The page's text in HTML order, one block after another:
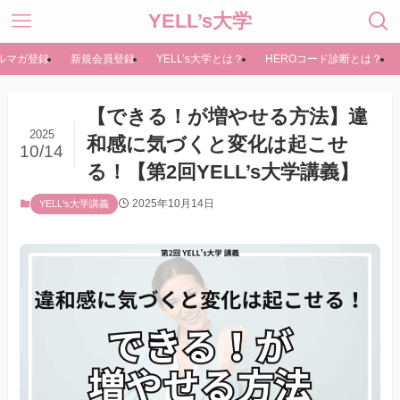
YELL’s大学
マガ登録 新規会員登録 YELL’s大学とは？ HEROコード診断とは？
【できる！が増やせる方法】違
和感に気づくと変化は起こせ
る！【第2回YELL’s大学講義】
2025
10/14
YELL's大学講義 2025年10月14日